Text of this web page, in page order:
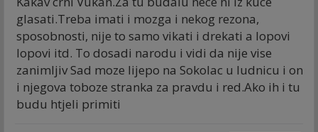
glasati.Treba imati i mozga i nekog rezona,
sposobnosti, nije to samo vikati i drekati a lopovi
lopovi itd. To dosadi narodu i vidi da nije vise
zanimljiv Sad moze lijepo na Sokolac u ludnicu i on
i njegova toboze stranka za pravdu i red.Ako ih i tu
budu htjeli primiti